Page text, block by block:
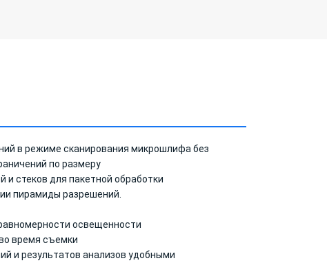
в режиме сканирования микрошлифа без
по размеру
и стеков для пакетной обработки
пирамиды разрешений.
освещенности
время съемки
и результатов анализов удобными